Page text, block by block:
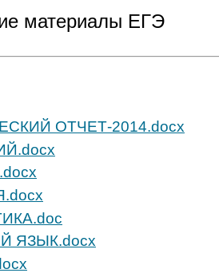
материалы ЕГЭ
ОТЧЕТ-2014.docx
ЯЗЫК.docx